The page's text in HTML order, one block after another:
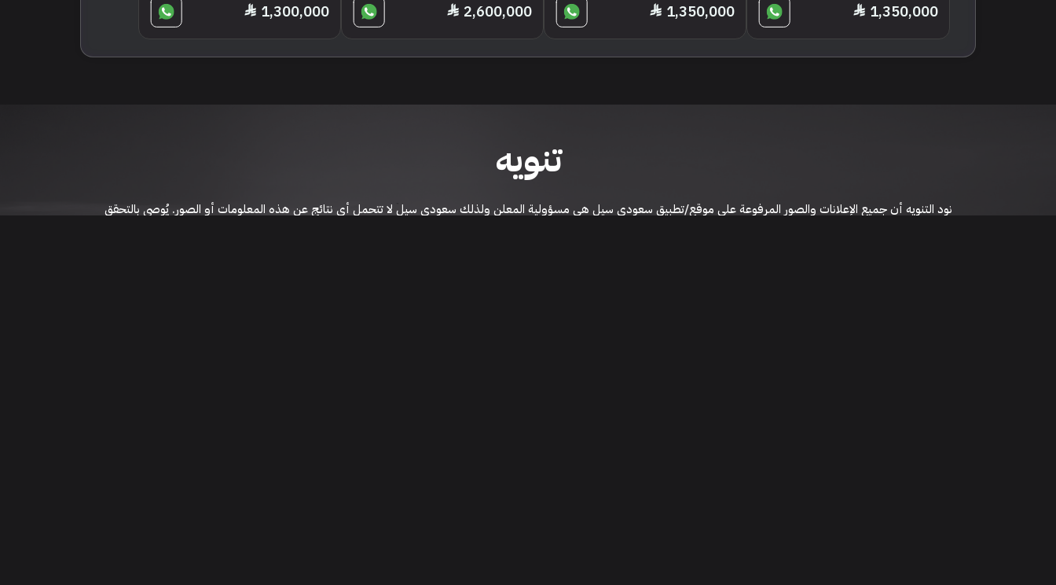
1,350,000
1,350,000
2,600,000
1,300,000
تنويه
نود التنويه أن جميع الإعلانات والصور المرفوعة على موقع/تطبيق سعودي سيل هي مسؤولية المعلن ولذلك سعودي سيل لا تتحمل أي نتائج عن هذه المعلومات أو الصور. يُوصى بالتحقق